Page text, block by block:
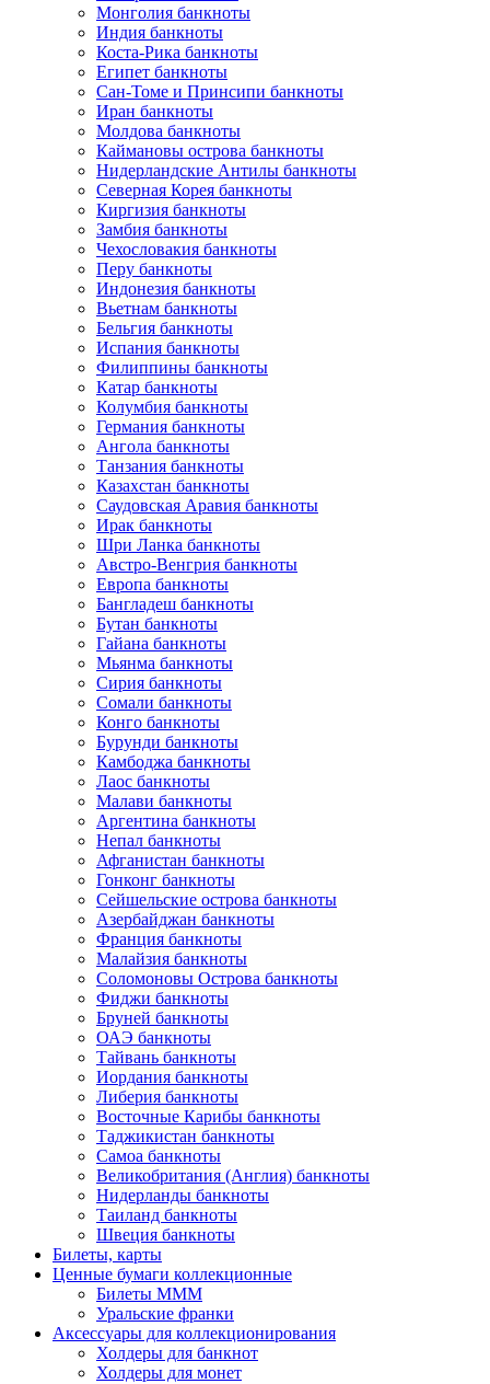
Монголия банкноты
Индия банкноты
Коста-Рика банкноты
Египет банкноты
Сан-Томе и Принсипи банкноты
Иран банкноты
Молдова банкноты
Каймановы острова банкноты
Нидерландские Антилы банкноты
Северная Корея банкноты
Киргизия банкноты
Замбия банкноты
Чехословакия банкноты
Перу банкноты
Индонезия банкноты
Вьетнам банкноты
Бельгия банкноты
Испания банкноты
Филиппины банкноты
Катар банкноты
Колумбия банкноты
Германия банкноты
Ангола банкноты
Танзания банкноты
Казахстан банкноты
Саудовская Аравия банкноты
Ирак банкноты
Шри Ланка банкноты
Австро-Венгрия банкноты
Европа банкноты
Бангладеш банкноты
Бутан банкноты
Гайана банкноты
Мьянма банкноты
Сирия банкноты
Сомали банкноты
Конго банкноты
Бурунди банкноты
Камбоджа банкноты
Лаос банкноты
Малави банкноты
Аргентина банкноты
Непал банкноты
Афганистан банкноты
Гонконг банкноты
Сейшельские острова банкноты
Азербайджан банкноты
Франция банкноты
Малайзия банкноты
Соломоновы Острова банкноты
Фиджи банкноты
Бруней банкноты
ОАЭ банкноты
Тайвань банкноты
Иордания банкноты
Либерия банкноты
Восточные Карибы банкноты
Таджикистан банкноты
Самоа банкноты
Великобритания (Англия) банкноты
Нидерланды банкноты
Таиланд банкноты
Швеция банкноты
Билеты, карты
Ценные бумаги коллекционные
Билеты МММ
Уральские франки
Аксессуары для коллекционирования
Холдеры для банкнот
Холдеры для монет